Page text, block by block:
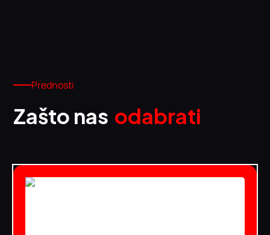
Prednosti
Zašto nas odabrati